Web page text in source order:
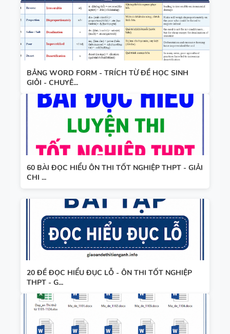
BẢNG WORD FORM - TRÍCH TỪ ĐỀ HỌC SINH
GIỎI - CHUYÊ...
60 BÀI ĐỌC HIỂU ÔN THI TỐT NGHIỆP THPT - GIẢI
CHI ...
20 ĐỀ ĐỌC HIỂU ĐỤC LỖ - ÔN THI TỐT NGHIỆP
THPT - G...